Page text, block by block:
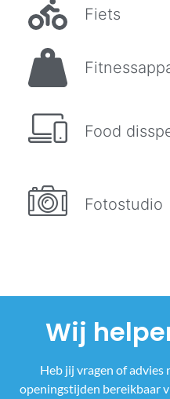
Fiets
Food
Fotostudio
Wij
Heb jij vragen of advies
openingstijden bereikbaar